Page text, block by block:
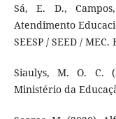
Sá, E. D.,
Atendimento
SEESP / SEED / MEC.
Siaulys, M. O. C.
Ministério da